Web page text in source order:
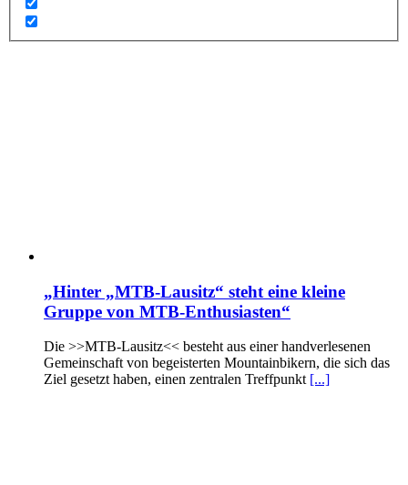
„Hinter „MTB-Lausitz“ steht eine kleine
Gruppe von MTB-Enthusiasten“
Die >>MTB-Lausitz<< besteht aus einer handverlesenen
Gemeinschaft von begeisterten Mountainbikern, die sich das
Ziel gesetzt haben, einen zentralen Treffpunkt [...]